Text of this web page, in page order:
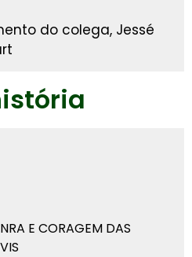
do colega, Jessé
E CORAGEM DAS